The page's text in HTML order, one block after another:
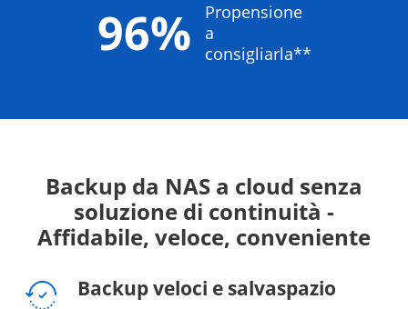
96%
Propensione
a
consigliarla**
Backup da NAS a cloud senza
soluzione di continuità -
Affidabile, veloce, conveniente
Backup veloci e salvaspazio